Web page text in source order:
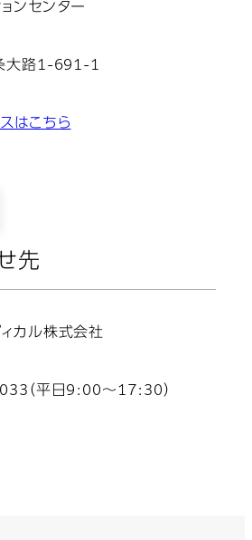
ンセンター
大路1-691-1
はこちら
先
カル株式会社
（平日9:00～17:30）